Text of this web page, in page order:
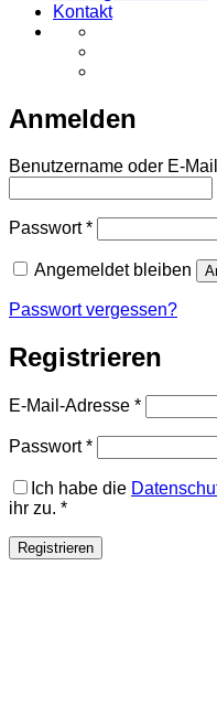
Kontakt
Anmelden
Benutzername oder E-
Passwort*Erforderlich
Angemeldet bleiben
Passwort vergessen?
Registrieren
E-Mail-Adresse *
Passwort*Erforderlich
Ich habe die
ihr zu. *
Registrieren